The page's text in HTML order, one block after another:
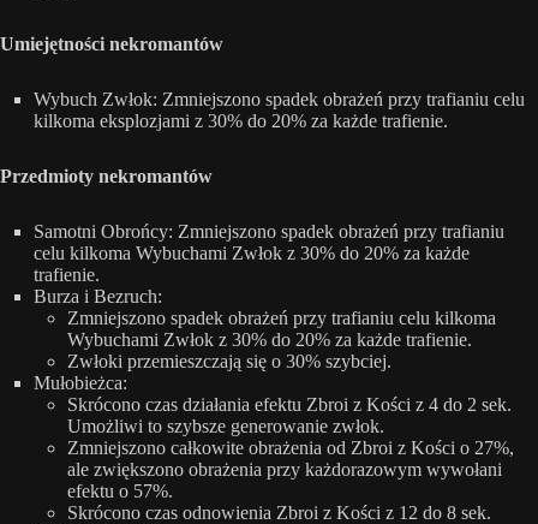
Umiejętności nekromantów
Wybuch Zwłok: Zmniejszono spadek obrażeń przy trafianiu celu
kilkoma eksplozjami z 30% do 20% za każde trafienie.
Przedmioty nekromantów
Samotni Obrońcy: Zmniejszono spadek obrażeń przy trafianiu
celu kilkoma Wybuchami Zwłok z 30% do 20% za każde
trafienie.
Burza i Bezruch:
Zmniejszono spadek obrażeń przy trafianiu celu kilkoma
Wybuchami Zwłok z 30% do 20% za każde trafienie.
Zwłoki przemieszczają się o 30% szybciej.
Mułobieżca:
Skrócono czas działania efektu Zbroi z Kości z 4 do 2 sek.
Umożliwi to szybsze generowanie zwłok.
Zmniejszono całkowite obrażenia od Zbroi z Kości o 27%,
ale zwiększono obrażenia przy każdorazowym wywołani
efektu o 57%.
Skrócono czas odnowienia Zbroi z Kości z 12 do 8 sek.